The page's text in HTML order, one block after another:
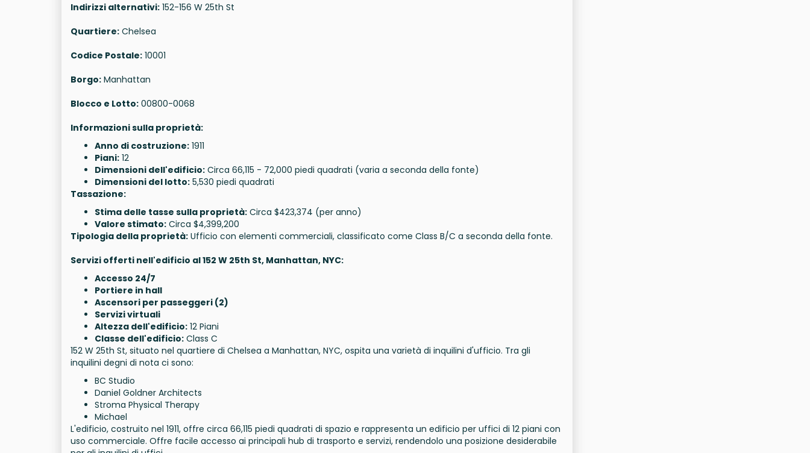
Indirizzi alternativi: 152-156 W 25th St
Quartiere: Chelsea
Codice Postale: 10001
Borgo: Manhattan
Blocco e Lotto: 00800-0068
Informazioni sulla proprietà:
Anno di costruzione: 1911
Piani: 12
Dimensioni dell'edificio: Circa 66,115 - 72,000 piedi quadrati (varia a seconda della fonte)
Dimensioni del lotto: 5,530 piedi quadrati
Tassazione:
Stima delle tasse sulla proprietà: Circa $423,374 (per anno)
Valore stimato: Circa $4,399,200
Tipologia della proprietà: Ufficio con elementi commerciali, classificato come Class B/C a seconda della fonte.
Servizi offerti nell'edificio al 152 W 25th St, Manhattan, NYC:
Accesso 24/7
Portiere in hall
Ascensori per passeggeri (2)
Servizi virtuali
Altezza dell'edificio: 12 Piani
Classe dell'edificio: Class C
152 W 25th St, situato nel quartiere di Chelsea a Manhattan, NYC, ospita una varietà di inquilini d'ufficio. Tra gli
inquilini degni di nota ci sono:
BC Studio
Daniel Goldner Architects
Stroma Physical Therapy
Michael
L'edificio, costruito nel 1911, offre circa 66,115 piedi quadrati di spazio e rappresenta un edificio per uffici di 12 piani con
uso commerciale. Offre facile accesso ai principali hub di trasporto e servizi, rendendolo una posizione desiderabile